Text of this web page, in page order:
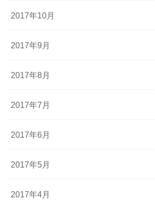
2017年10月
2017年9月
2017年8月
2017年7月
2017年6月
2017年5月
2017年4月